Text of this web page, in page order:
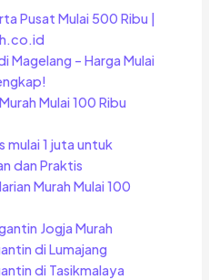
Pusat Mulai 500 Ribu |
Magelang – Harga Mulai
Mulai 100 Ribu
mulai 1 juta untuk
dan Praktis
Murah Mulai 100
Jogja Murah
di Lumajang
di Tasikmalaya